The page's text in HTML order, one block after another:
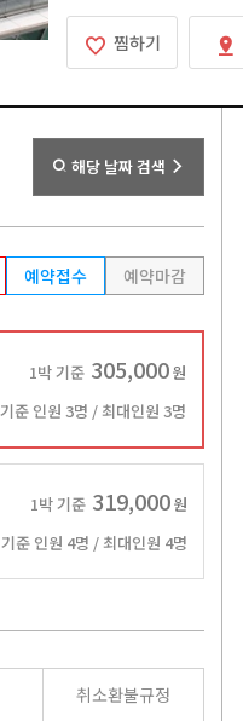
찜하기
해당 날짜 검색
예약접수 예약마감
1박 기준 305,000원
기준 인원 3명 / 최대인원 3명
1박 기준 319,000원
기준 인원 4명 / 최대인원 4명
취소환불규정